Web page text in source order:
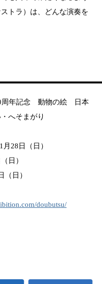
トラ）は、どんな演奏を
周年記念 動物の絵 日本
へそまがり​​
28日（日）
日）
（日）
doubutsu/